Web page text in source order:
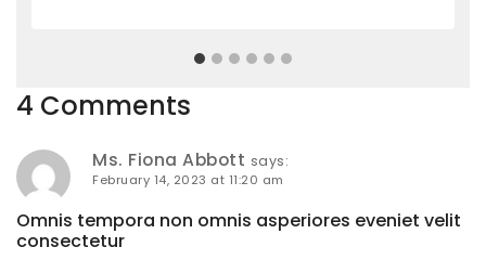
4 Comments
Ms. Fiona Abbott says:
February 14, 2023 at 11:20 am
Omnis tempora non omnis asperiores eveniet velit
consectetur